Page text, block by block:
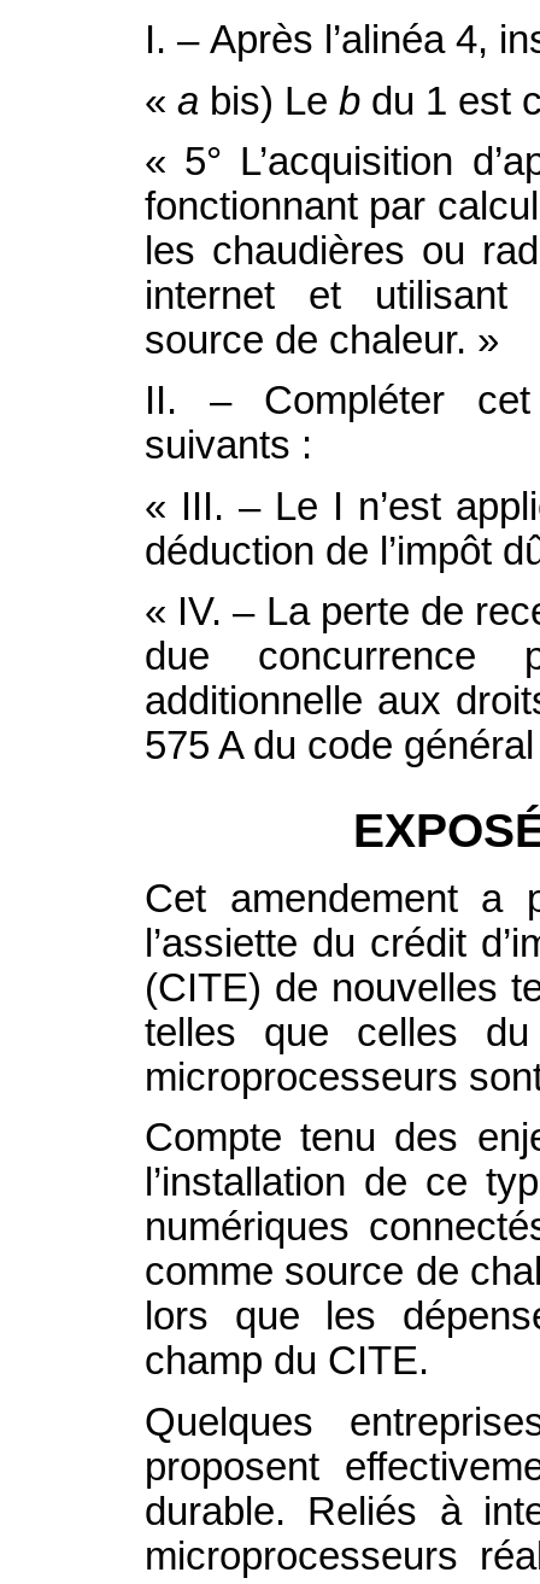
I. – Après l’alinéa 4,
« abis) Le bdu 1 est
« 5° L’acquisition
fonctionnant par
les chaudières ou
internet et utilisant
source de chaleur. »
II. – Compléter
suivants :
« III. – Le I n’est
déduction de l’impôt
« IV. – La perte de
due concurrence
additionnelle aux
575 A du code
Cet amendement a
l’assiette du crédit
(CITE) de nouvelles
telles que celles
microprocesseurs
Compte tenu des
l’installation de ce
numériques
comme source de
lors que les
champ du CITE.
Quelques
proposent
durable. Reliés à
microprocesseurs